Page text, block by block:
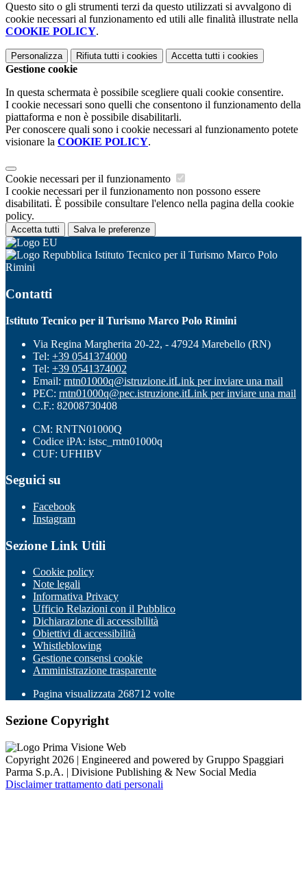
Questo sito o gli strumenti terzi da questo utilizzati si avvalgono di
cookie necessari al funzionamento ed utili alle finalità illustrate nella
COOKIE POLICY.
Personalizza Rifiuta tutti i cookies Accetta tutti i cookies
Gestione cookie
In questa schermata è possibile scegliere quali cookie consentire.
I cookie necessari sono quelli che consentono il funzionamento della
piattaforma e non è possibile disabilitarli.
Per conoscere quali sono i cookie necessari al funzionamento potete
visionare la COOKIE POLICY.
Cookie necessari per il funzionamento
I cookie necessari per il funzionamento non possono essere
disabilitati. È possibile consultare l'elenco nella pagina della cookie
policy.
Accetta tutti Salva le preferenze
Istituto Tecnico per il Turismo Marco Polo
Rimini
Contatti
Istituto Tecnico per il Turismo Marco Polo Rimini
Via Regina Margherita 20-22, - 47924 Marebello (RN)
Tel: +39 0541374000
Tel: +39 0541374002
Email: rntn01000q@istruzione.itLink per inviare una mail
PEC: rntn01000q@pec.istruzione.itLink per inviare una mail
C.F.: 82008730408
CM: RNTN01000Q
Codice iPA: istsc_rntn01000q
CUF: UFHIBV
Seguici su
Facebook
Instagram
Sezione Link Utili
Cookie policy
Note legali
Informativa Privacy
Ufficio Relazioni con il Pubblico
Dichiarazione di accessibilità
Obiettivi di accessibilità
Whistleblowing
Gestione consensi cookie
Amministrazione trasparente
Pagina visualizzata 268712 volte
Sezione Copyright
Copyright 2026 | Engineered and powered by Gruppo Spaggiari
Parma S.p.A. | Divisione Publishing & New Social Media
Disclaimer trattamento dati personali